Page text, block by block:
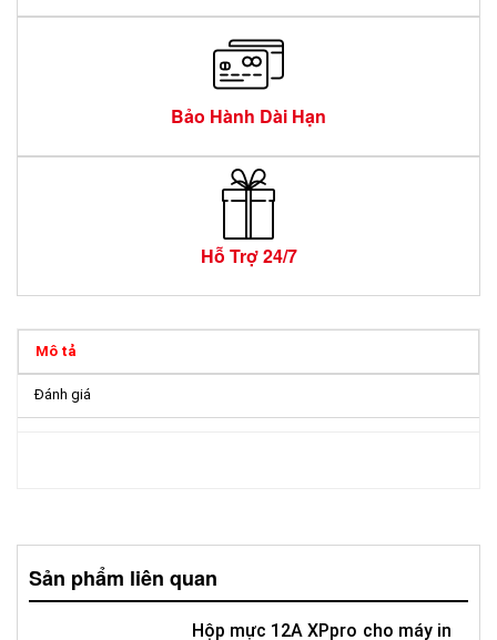
Bảo Hành Dài Hạn
Hỗ Trợ 24/7
Mô tả
Đánh giá
Sản phẩm liên quan
Hộp mực 12A XPpro cho máy in